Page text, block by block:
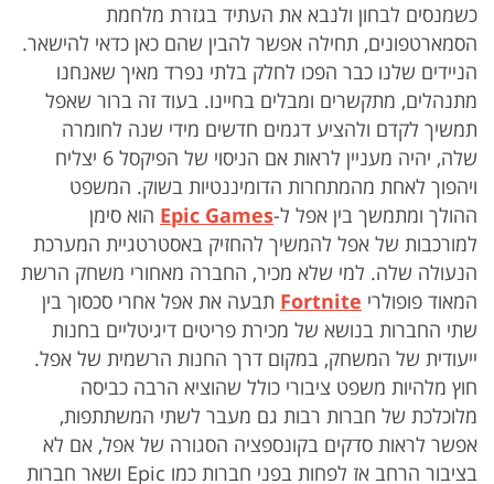
כשמנסים לבחון ולנבא את העתיד בגזרת מלחמת
הסמארטפונים, תחילה אפשר להבין שהם כאן כדאי להישאר.
הניידים שלנו כבר הפכו לחלק בלתי נפרד מאיך שאנחנו
מתנהלים, מתקשרים ומבלים בחיינו. בעוד זה ברור שאפל
תמשיך לקדם ולהציע דגמים חדשים מידי שנה לחומרה
שלה, יהיה מעניין לראות אם הניסוי של הפיקסל 6 יצליח
ויהפוך לאחת מהמתחרות הדומיננטיות בשוק. המשפט
ההולך ומתמשך בין אפל ל-
Epic Games
הוא סימן
למורכבות של אפל להמשיך להחזיק באסטרטגיית המערכת
הנעולה שלה. למי שלא מכיר, החברה מאחורי משחק הרשת
המאוד פופולרי Fortnite תבעה את אפל אחרי סכסוך בין
שתי החברות בנושא של מכירת פריטים דיגיטליים בחנות
ייעודית של המשחק, במקום דרך החנות הרשמית של אפל.
חוץ מלהיות משפט ציבורי כולל שהוציא הרבה כביסה
מלוכלכת של חברות רבות גם מעבר לשתי המשתתפות,
אפשר לראות סדקים בקונספציה הסגורה של אפל, אם לא
בציבור הרחב אז לפחות בפני חברות כמו Epic ושאר חברות